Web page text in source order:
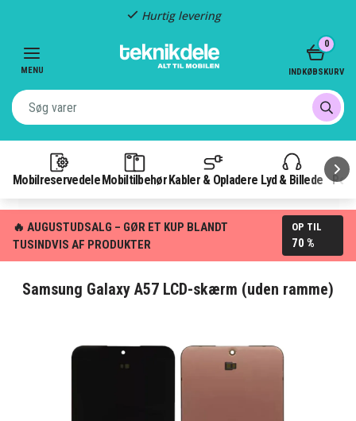
Hurtig levering
MENU
Mobilreservedele Mobiltilbehør Kabler & Opladere Lyd & Billede
0
INDKØBSKURV
🔥 AUGUSTUDSALG – GØR ET KUP BLANDT
TUSINDVIS AF PRODUKTER
OP TIL
70 %
Samsung Galaxy A57 LCD-skærm (uden ramme)